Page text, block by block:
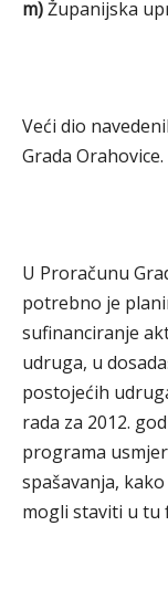
m)Županijska
Veći dio
Grada Orahovice.
U Proračunu
potrebno je
sufinanciranje
udruga, u
postojećih
rada za 2012.
programa
spašavanja,
mogli staviti u tu